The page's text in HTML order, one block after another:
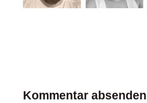
Kommentar absenden